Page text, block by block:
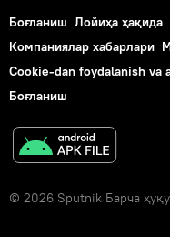
Боғланиш Лойиҳа ҳақида
Компаниялар хабарлари
Cookie-dan foydalanish va
Боғланиш
© 2026 Sputnik Барча